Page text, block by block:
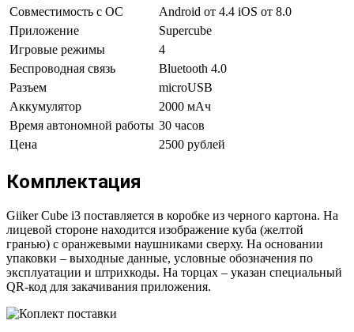
Совместимость с ОС
Android от 4.4 iOS от 8.0
Приложение
Supercube
Игровые режимы
4
Беспроводная связь
Bluetooth 4.0
Разъем
microUSB
Аккумулятор
2000 мАч
Время автономной работы 30 часов
Цена
2500 рублей
Комплектация
Giiker Cube i3 поставляется в коробке из черного картона. На
лицевой стороне находится изображение куба (желтой
гранью) с оранжевыми наушниками сверху. На основании
упаковки – выходные данные, условные обозначения по
эксплуатации и штрихкоды. На торцах – указан специальный
QR-код для закачивания приложения.